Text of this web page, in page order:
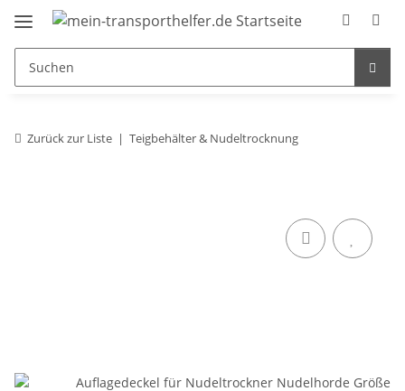
Zurück zur Liste Teigbehälter & Nudeltrocknung